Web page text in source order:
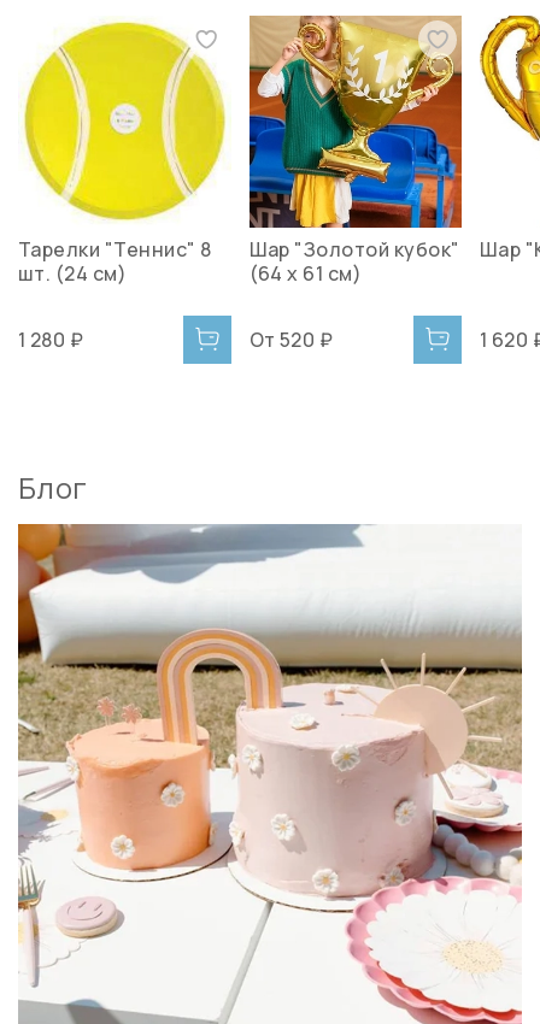
Тарелки "Теннис" 8
шт. (24 см)
1 280 ₽
Шар "Золотой кубок"
(64 х 61 см)
От 520 ₽
Шар
1 620
Блог